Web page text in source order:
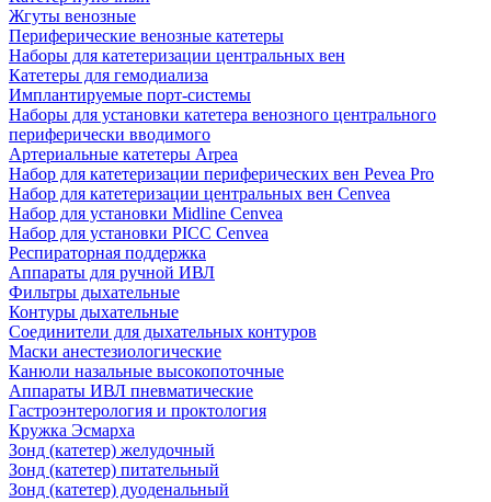
Жгуты венозные
Периферические венозные катетеры
Наборы для катетеризации центральных вен
Катетеры для гемодиализа
Имплантируемые порт‑системы
Наборы для установки катетера венозного центрального
периферически вводимого
Артериальные катетеры Arpea
Набор для катетеризации периферических вен Pevea Pro
Набор для катетеризации центральных вен Cenvea
Набор для установки Midline Cenvea
Набор для установки PICC Cenvea
Респираторная поддержка
Аппараты для ручной ИВЛ
Фильтры дыхательные
Контуры дыхательные
Соединители для дыхательных контуров
Маски анестезиологические
Канюли назальные высокопоточные
Аппараты ИВЛ пневматические
Гастроэнтерология и проктология
Кружка Эсмарха
Зонд (катетер) желудочный
Зонд (катетер) питательный
Зонд (катетер) дуоденальный